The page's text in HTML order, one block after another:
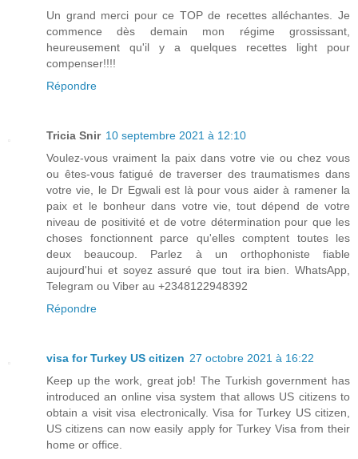
Un grand merci pour ce TOP de recettes alléchantes. Je
commence dès demain mon régime grossissant,
heureusement qu'il y a quelques recettes light pour
compenser!!!!
Répondre
Tricia Snir 10 septembre 2021 à 12:10
Voulez-vous vraiment la paix dans votre vie ou chez vous
ou êtes-vous fatigué de traverser des traumatismes dans
votre vie, le Dr Egwali est là pour vous aider à ramener la
paix et le bonheur dans votre vie, tout dépend de votre
niveau de positivité et de votre détermination pour que les
choses fonctionnent parce qu'elles comptent toutes les
deux beaucoup. Parlez à un orthophoniste fiable
aujourd'hui et soyez assuré que tout ira bien. WhatsApp,
Telegram ou Viber au +2348122948392
Répondre
visa for Turkey US citizen 27 octobre 2021 à 16:22
Keep up the work, great job! The Turkish government has
introduced an online visa system that allows US citizens to
obtain a visit visa electronically. Visa for Turkey US citizen,
US citizens can now easily apply for Turkey Visa from their
home or office.